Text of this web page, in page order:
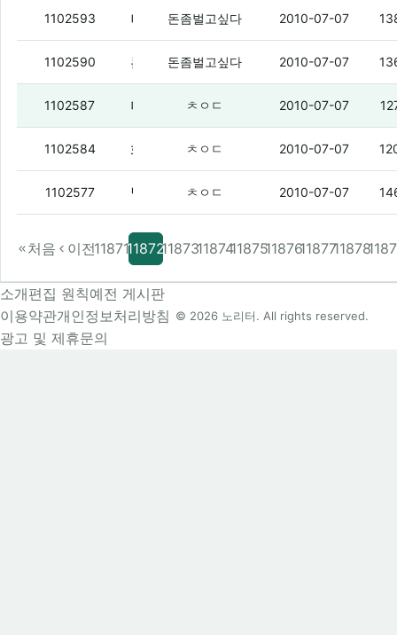
1102593 돈좀벌고싶다 2010-07-07
1102590 돈좀벌고싶다 2010-07-07
1102587 ㅊㅇㄷ 2010-07-07
1102584 ㅊㅇㄷ 2010-07-07
1102577 ㅊㅇㄷ 2010-07-07
처음 이전1187111872118731187411875118761187711878
소개편집 원칙예전 게시판
이용약관개인정보처리방침
광고 및 제휴문의
© 2026 노리터. All rights reserved.